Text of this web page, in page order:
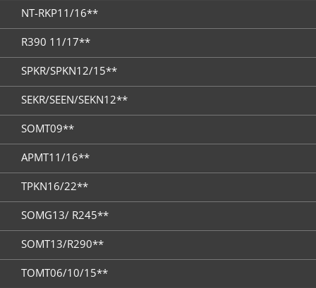
NT-RKP11/16**
R390 11/17**
SPKR/SPKN12/15**
SEKR/SEEN/SEKN12**
SOMT09**
APMT11/16**
TPKN16/22**
SOMG13/ R245**
SOMT13/R290**
TOMT06/10/15**